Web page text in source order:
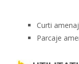
Curti
Parcaje